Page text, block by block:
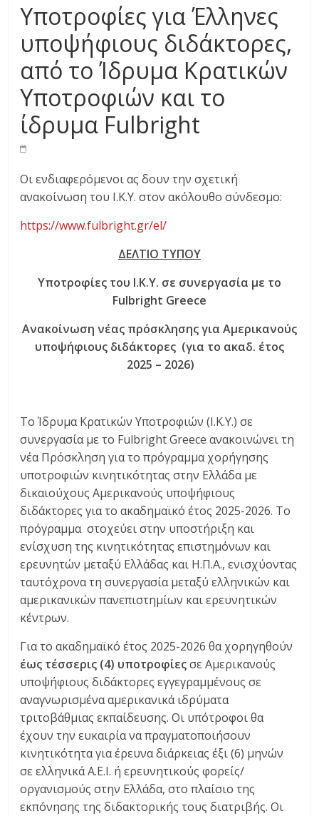
Υποτροφίες για Έλληνες
υποψήφιους διδάκτορες,
από το Ίδρυμα Κρατικών
Υποτροφιών και το
ίδρυμα Fulbright
Οι ενδιαφερόμενοι ας δουν την σχετική
ανακοίνωση του Ι.Κ.Υ. στον ακόλουθο σύνδεσμο:
https://www.fulbright.gr/el/
ΔΕΛΤΙΟ ΤΥΠΟΥ
Υποτροφίες του Ι.Κ.Υ. σε συνεργασία με το
Fulbright Greece
Ανακοίνωση νέας πρόσκλησης για Αμερικανούς
υποψήφιους διδάκτορες (για το ακαδ. έτος
2025 – 2026)
Το Ίδρυμα Κρατικών Υποτροφιών (Ι.Κ.Υ.) σε
συνεργασία με το Fulbright Greece ανακοινώνει τη
νέα Πρόσκληση για το πρόγραμμα χορήγησης
υποτροφιών κινητικότητας στην Ελλάδα με
δικαιούχους Αμερικανούς υποψήφιους
διδάκτορες για το ακαδημαϊκό έτος 2025-2026. Το
πρόγραμμα στοχεύει στην υποστήριξη και
ενίσχυση της κινητικότητας επιστημόνων και
ερευνητών μεταξύ Ελλάδας και Η.Π.Α., ενισχύοντας
ταυτόχρονα τη συνεργασία μεταξύ ελληνικών και
αμερικανικών πανεπιστημίων και ερευνητικών
κέντρων.
Για το ακαδημαϊκό έτος 2025-2026 θα χορηγηθούν
έως τέσσερις (4) υποτροφίεςσε Αμερικανούς
υποψήφιους διδάκτορες εγγεγραμμένους σε
αναγνωρισμένα αμερικανικά ιδρύματα
τριτοβάθμιας εκπαίδευσης. Οι υπότροφοι θα
έχουν την ευκαιρία να πραγματοποιήσουν
κινητικότητα για έρευνα διάρκειας έξι (6) μηνών
σε ελληνικά Α.Ε.Ι. ή ερευνητικούς φορείς/
οργανισμούς στην Ελλάδα, στο πλαίσιο της
εκπόνησης της διδακτορικής τους διατριβής. Οι